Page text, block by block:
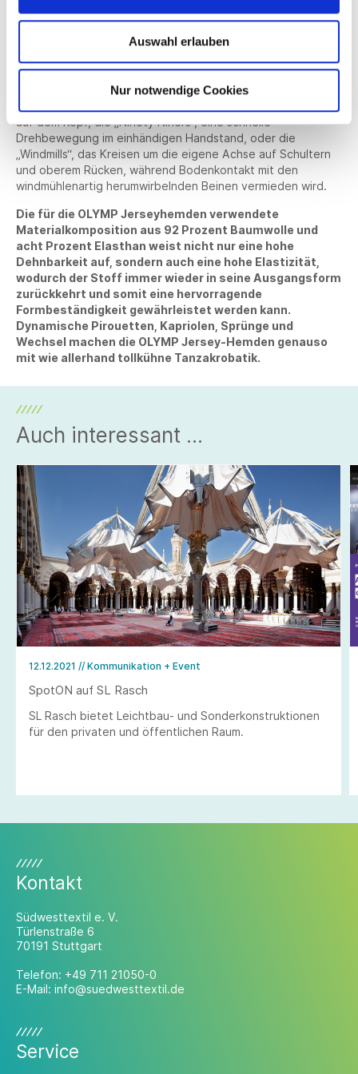
Auswahl erlauben
Nur notwendige Cookies
Olympischen Sommerspiele 2024 in Paris geschafft, wo der
in den frühen Siebzigerjahren in den New Yorker Ghettos
entstandene Tanzstil in der Kategorie „Breaking“
olympische Premiere feiern wird. Der 22-Jährige beherrscht
die rhythmisch-akrobatische Darbietungskunst in
halsbrecherischer Perfektion. Zu den sogenannten
auf dem Kopf, die „Ninety Niners“, eine schnelle
Drehbewegung im einhändigen Handstand, oder die
„Windmills“, das Kreisen um die eigene Achse auf Schultern
und oberem Rücken, während Bodenkontakt mit den
windmühlenartig herumwirbelnden Beinen vermieden wird.
Die für die OLYMP Jerseyhemden verwendete
Materialkomposition aus 92 Prozent Baumwolle und
acht Prozent Elasthan weist nicht nur eine hohe
Dehnbarkeit auf, sondern auch eine hohe Elastizität,
wodurch der Stoff immer wieder in seine Ausgangsform
zurückkehrt und somit eine hervorragende
Formbeständigkeit gewährleistet werden kann.
Dynamische Pirouetten, Kapriolen, Sprünge und
Wechsel machen die OLYMP Jersey-Hemden genauso
mit wie allerhand tollkühne Tanzakrobatik.
Auch interessant ...
12.12.2021 // Kommunikation + Event
SpotON auf SL Rasch
SL Rasch bietet Leichtbau- und Sonderkonstruktionen
für den privaten und öffentlichen Raum.
Kontakt
Südwesttextil e. V.
Türlenstraße 6
70191 Stuttgart
Telefon: +49 711 21050-0
E-Mail: info@suedwesttextil.de
Service